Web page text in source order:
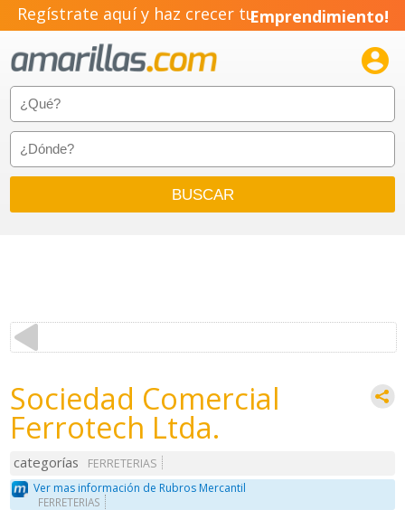
Regístrate aquí y haz crecer tuEmprendimiento!

Sociedad Comercial
Ferrotech Ltda.
categorías
FERRETERIAS
Ver mas información de Rubros Mercantil
FERRETERIAS